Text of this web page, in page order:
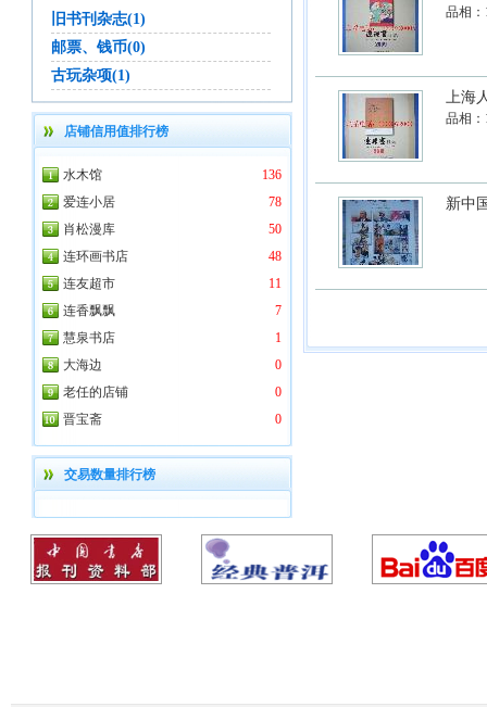
旧书刊杂志(1)
邮票、钱币(0)
古玩杂项(1)
店铺信用值排行榜
水木馆
136
爱连小居
78
肖松漫库
50
连环画书店
48
连友超市
11
连香飘飘
7
慧泉书店
1
大海边
0
老任的店铺
0
晋宝斋
0
交易数量排行榜
品相：
上海
品相：
新中